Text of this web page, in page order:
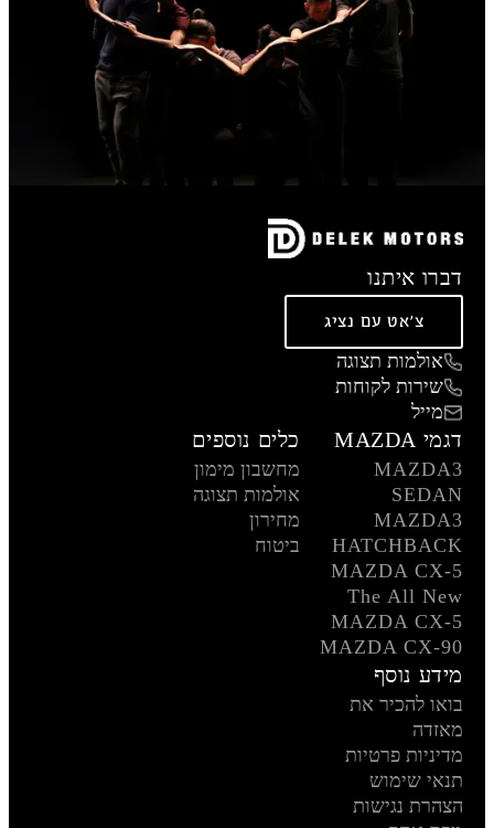
דברו איתנו
צ'אט עם נציג
אולמות תצוגה
שירות לקוחות
מייל
דגמי MAZDA
MAZDA3
SEDAN
MAZDA3
HATCHBACK
MAZDA CX-5
The All New
MAZDA CX-5
MAZDA CX-90
כלים נוספים
מחשבון מימון
אולמות תצוגה
מחירון
ביטוח
מידע נוסף
בואו להכיר את
מאזדה
מדיניות פרטיות
תנאי שימוש
הצהרת נגישות